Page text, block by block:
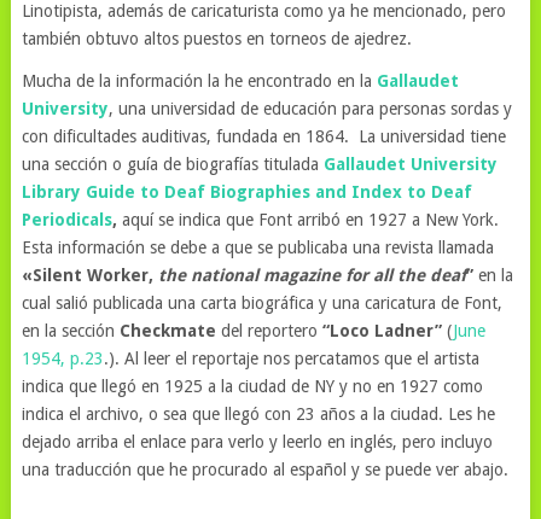
Linotipista, además de caricaturista como ya he mencionado, pero
también obtuvo altos puestos en torneos de ajedrez.
Mucha de la información la he encontrado en la Gallaudet
University, una universidad de educación para personas sordas y
con dificultades auditivas, fundada en 1864. La universidad tiene
una sección o guía de biografías titulada Gallaudet University
Library Guide to Deaf Biographies and Index to Deaf
Periodicals, aquí se indica que Font arribó en 1927 a New York.
Esta información se debe a que se publicaba una revista llamada
«Silent Worker, the national magazine for all the deaf”en la
cual salió publicada una carta biográfica y una caricatura de Font,
en la sección Checkmate del reportero “Loco Ladner” (June
1954, p.23.). Al leer el reportaje nos percatamos que el artista
indica que llegó en 1925 a la ciudad de NY y no en 1927 como
indica el archivo, o sea que llegó con 23 años a la ciudad. Les he
dejado arriba el enlace para verlo y leerlo en inglés, pero incluyo
una traducción que he procurado al español y se puede ver abajo.